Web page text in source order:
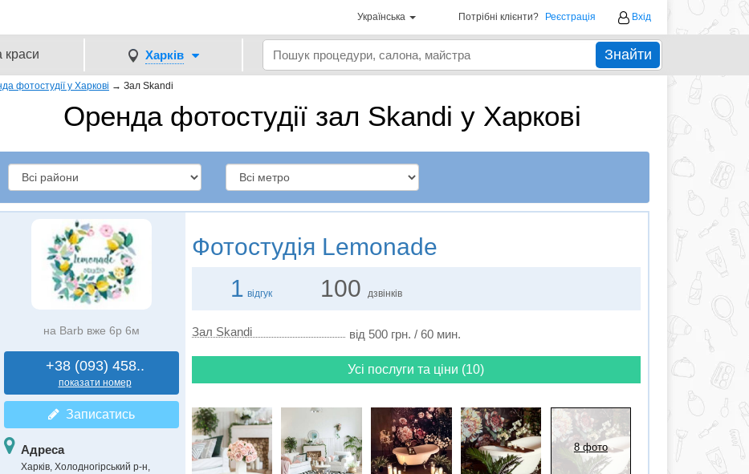
Українська Потрібні клієнти? Реєстрація Вхід
краси Харків Знайти
фотостудії у Харкові → Зал Skandi
Оренда фотостудії зал Skandi у Харкові
на Barb вже 6р 6м
+38 (093) 458..
показати номер
Записатись
Адреса
Харків, Холодногірський р-н
Фотостудiя Lemonade
1 відгук 100 дзвінків
Зал Skandi від 500 грн. / 60 мин.
Усі послуги та ціни (10)
8 фото